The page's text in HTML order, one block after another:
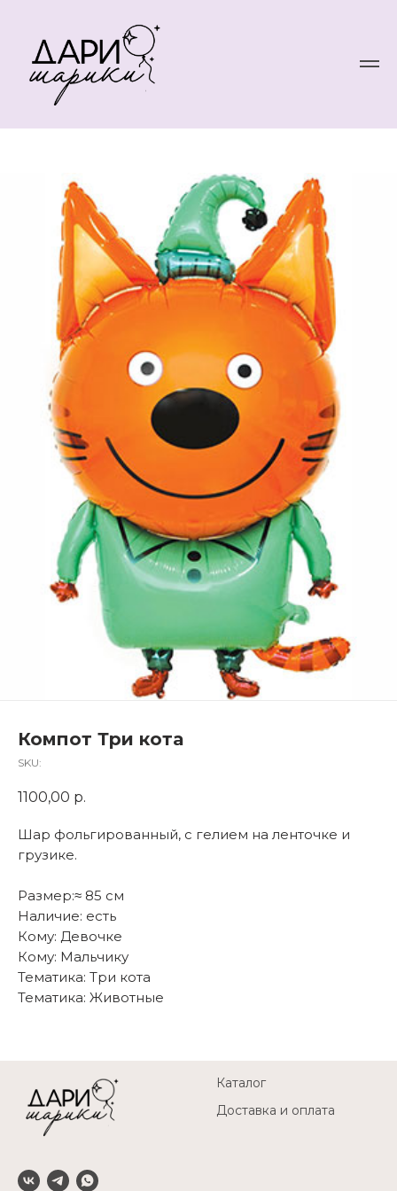
Компот Три кота
SKU:
1100,00 р.
Шар фольгированный, с гелием на ленточке и
грузике.
Размер:≈ 85 см
Наличие: есть
Кому: Девочке
Кому: Мальчику
Тематика: Три кота
Тематика: Животные
Каталог
Доставка и оплата